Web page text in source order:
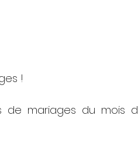
!
de mariages du mois